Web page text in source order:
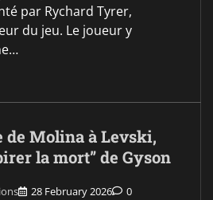
par Rychard Tyrer,
du jeu. Le joueur y
de Molina à Levski,
la mort” de Gyson
28 February 2026 0